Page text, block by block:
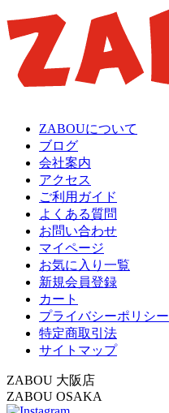
ZABOUについて
ブログ
会社案内
アクセス
ご利用ガイド
よくある質問
お問い合わせ
マイページ
お気に入り一覧
新規会員登録
カート
プライバシーポリシー
特定商取引法
サイトマップ
ZABOU 大阪店
ZABOU OSAKA